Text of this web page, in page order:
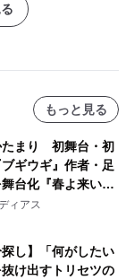
もっと見る
たまり 初舞台・初
ギウギ』作者・足
台化『春よ来い、
ジュアル解禁！
ィアス
探し】「何がしたい
け出すトリセツの